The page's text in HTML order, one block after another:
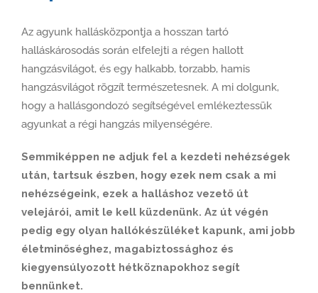
Az agyunk hallásközpontja a hosszan tartó
halláskárosodás során elfelejti a régen hallott
hangzásvilágot, és egy halkabb, torzabb, hamis
hangzásvilágot rögzít természetesnek. A mi dolgunk,
hogy a hallásgondozó segítségével emlékeztessük
agyunkat a régi hangzás milyenségére.
Semmiképpen ne adjuk fel a kezdeti nehézségek
után, tartsuk észben, hogy ezek nem csak a mi
nehézségeink, ezek a halláshoz vezető út
velejárói, amit le kell küzdenünk. Az út végén
pedig egy olyan hallókészüléket kapunk, ami jobb
életminőséghez, magabiztossághoz és
kiegyensúlyozott hétköznapokhoz segít
bennünket.